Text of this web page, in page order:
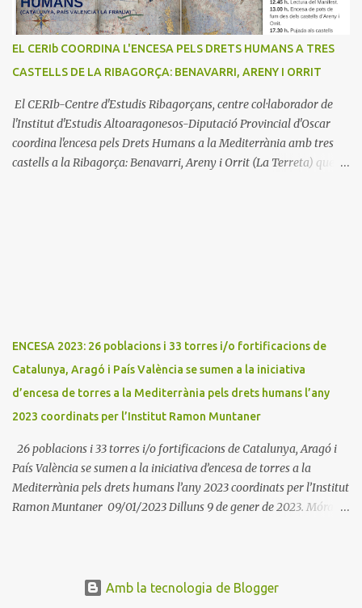
EL CERIb COORDINA L'ENCESA PELS DRETS HUMANS A TRES
CASTELLS DE LA RIBAGORÇA: BENAVARRI, ARENY I ORRIT
El CERIb-Centre d'Estudis Ribagorçans, centre col·laborador de
l'Institut d'Estudis Altoaragonesos-Diputació Provincial d'Oscar
coordina l'encesa pels Drets Humans a la Mediterrània amb tres
castells a la Ribagorça: Benavarri, Areny i Orrit (La Terreta) que
ENCESA 2023: 26 poblacions i 33 torres i/o fortificacions de
Catalunya, Aragó i País València se sumen a la iniciativa
d’encesa de torres a la Mediterrània pels drets humans l’any
2023 coordinats per l’Institut Ramon Muntaner
26 poblacions i 33 torres i/o fortificacions de Catalunya, Aragó i
País València se sumen a la iniciativa d’encesa de torres a la
Mediterrània pels drets humans l’any 2023 coordinats per l’Institut
Ramon Muntaner 09/01/2023 Dilluns 9 de gener de 2023. Móra la
Federació d'Instituts d'Estudis del País Valencià, el Museu Marítim
Amb la tecnologia de Blogger